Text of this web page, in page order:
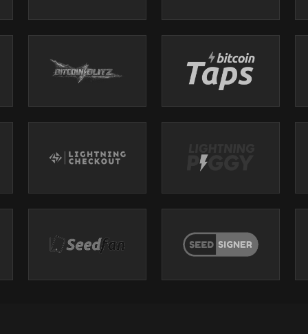
acesse https://www.bitcoinheiros.com/carteiras
o canal
promo/bitcoinheiros
KH5bwzMU4sdyMbVMPqwb